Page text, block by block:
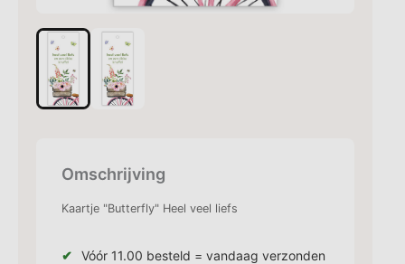
Omschrijving
Kaartje "Butterfly" Heel veel liefs
Vóór 11.00 besteld = vandaag verzonden